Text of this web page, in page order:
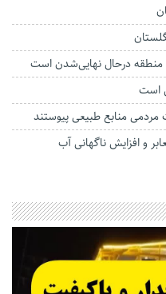
منطقه درحال نهایی‌شدن است
است
و افزایش ناگهانی آب